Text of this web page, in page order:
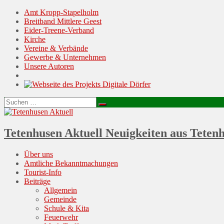
Amt Kropp-Stapelholm
Breitband Mittlere Geest
Eider-Treene-Verband
Kirche
Vereine & Verbände
Gewerbe & Unternehmen
Unsere Autoren
Suchen
nach:
Suchen
Tetenhusen Aktuell Neuigkeiten aus
Menu
Skip
content
Über uns
Amtliche Bekanntmachungen
Tourist-Info
Beiträge
Allgemein
Gemeinde
Schule & Kita
Feuerwehr